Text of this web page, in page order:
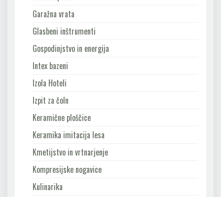
Garažna vrata
Glasbeni inštrumenti
Gospodinjstvo in energija
Intex bazeni
Izola Hoteli
Izpit za čoln
Keramične ploščice
Keramika imitacija lesa
Kmetijstvo in vrtnarjenje
Kompresijske nogavice
Kulinarika